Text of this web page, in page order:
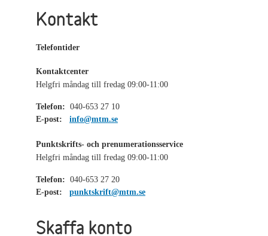
Kontakt
Telefontider
Kontaktcenter
Helgfri måndag till fredag 09:00-11:00
Telefon: 040-653 27 10
E-post:
info@mtm.se
Punktskrifts- och prenumerationsservice
Helgfri måndag till fredag 09:00-11:00
Telefon: 040-653 27 20
E-post:
punktskrift@mtm.se
Skaffa konto